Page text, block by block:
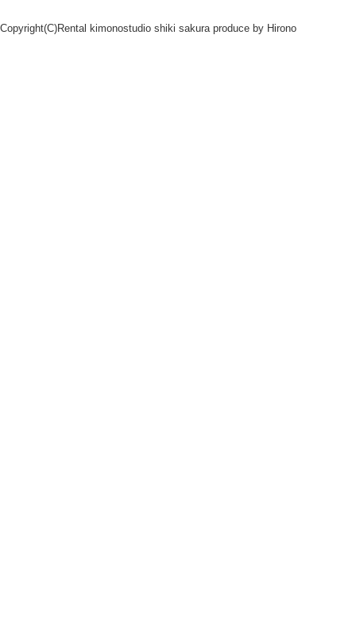
Copyright(C)Rental kimonostudio shiki sakura produce by Hirono